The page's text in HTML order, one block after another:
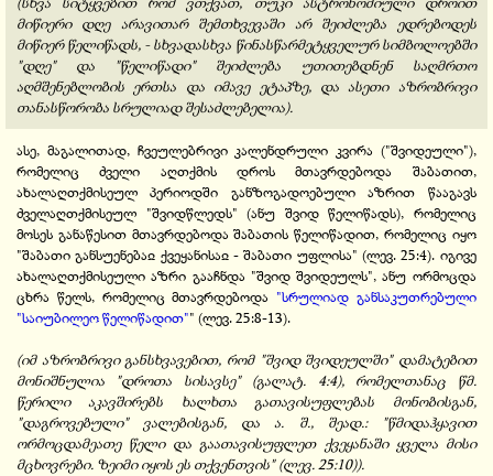
მიწიერი დღე არავითარ შემთხვევაში არ შეიძლება ედრებოდეს
მიწიერ წელიწადს, - სხვადასხვა წინასწარმეტყველურ სიმბოლოებში
"დღე" და "წელიწადი" შეიძლება უთითებდნენ საღმრთო
აღმშენებლობის ერთსა და იმავე ეტაპზე, და ასეთი აზრობრივი
თანასწორობა სრულიად შესაძლებელია).
ასე, მაგალითად, ჩვეულებრივი კალენდრული კვირა ("შვიდეული"),
რომელიც ძველი აღთქმის დროს მთავრდებოდა შაბათით,
ახალაღთქმისეულ პერიოდში განზოგადოებული აზრით წააგავს
ძველაღთქმისეულ "შვიდწლედს" (ანუ შვიდ წელიწადს), რომელიც
მოსეს განაწესით მთავრდებოდა შაბათის წელიწადით, რომელიც იყო
"შაბათი განსუენებაჲ ქვეყანისაჲ - შაბათი უფლისა" (ლევ. 25:4). იგივე
ახალაღთქმისეული აზრი გააჩნდა "შვიდ შვიდეულს", ანუ ორმოცდა
ცხრა წელს, რომელიც მთავრდებოდა "სრულიად განსაკუთრებული
"საიუბილეო წელიწადით"" (ლევ. 25:8-13).
(იმ აზრობრივი განსხვავებით, რომ "შვიდ შვიდეულში" დამატებით
მონიშნულია "დროთა სისავსე" (გალატ. 4:4), რომელთანაც წმ.
წერილი აკავშირებს ხალხთა გათავისუფლებას მონობისგან,
"დაგროვებული" ვალებისგან, და ა. შ., შეად.: "წმიდაჰყავით
ორმოცდამეათე წელი და გაათავისუფლეთ ქვეყანაში ყველა მისი
მცხოვრები. ზეიმი იყოს ეს თქვენთვის" (ლევ. 25:10)).